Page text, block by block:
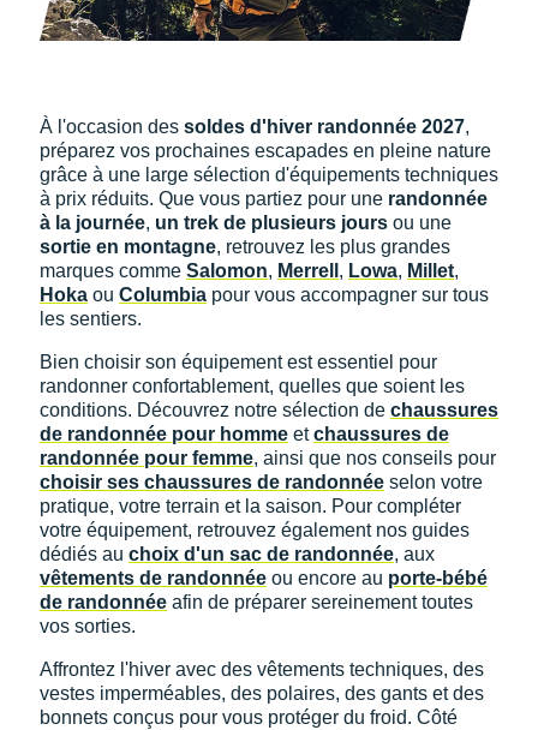
À l'occasion des soldes d'hiver randonnée 2027,
préparez vos prochaines escapades en pleine nature
grâce à une large sélection d'équipements techniques
à prix réduits. Que vous partiez pour une randonnée
à la journée, un trek de plusieurs jours ou une
sortie en montagne, retrouvez les plus grandes
marques comme Salomon, Merrell , Lowa, Millet,
Hoka ou Columbia pour vous accompagner sur tous
les sentiers.
Bien choisir son équipement est essentiel pour
randonner confortablement, quelles que soient les
conditions. Découvrez notre sélection de chaussures
de randonnée pour homme etchaussures de
randonnée pour femme, ainsi que nos conseils pour
choisir ses chaussures de randonnée selon votre
pratique, votre terrain et la saison. Pour compléter
votre équipement, retrouvez également nos guides
dédiés au choix d'un sac de randonnée, aux
vêtements de randonnée ou encore au porte-bébé
de randonnée afin de préparer sereinement toutes
vos sorties.
Affrontez l'hiver avec des vêtements techniques, des
vestes imperméables, des polaires, des gants et des
bonnets conçus pour vous protéger du froid. Côté